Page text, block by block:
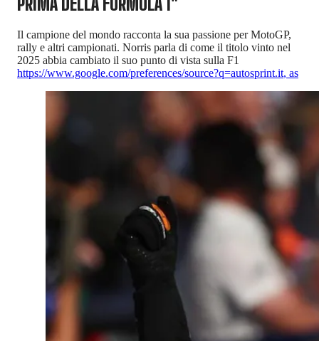
PRIMA DELLA FORMULA 1"
Il campione del mondo racconta la sua passione per MotoGP,
rally e altri campionati. Norris parla di come il titolo vinto nel
2025 abbia cambiato il suo punto di vista sulla F1
https://www.google.com/preferences/source?q=autosprint.it, as